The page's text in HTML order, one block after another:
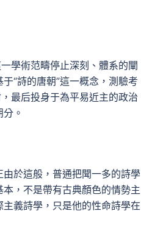
學術范疇停止深刻、體系的闡
“詩的唐朝”這一概念，測驗考
最后投身于為平易近主的政治
。
於這般，普通把聞一多的詩學
，不是帶有古典顏色的情勢主
義詩學，只是他的性命詩學在